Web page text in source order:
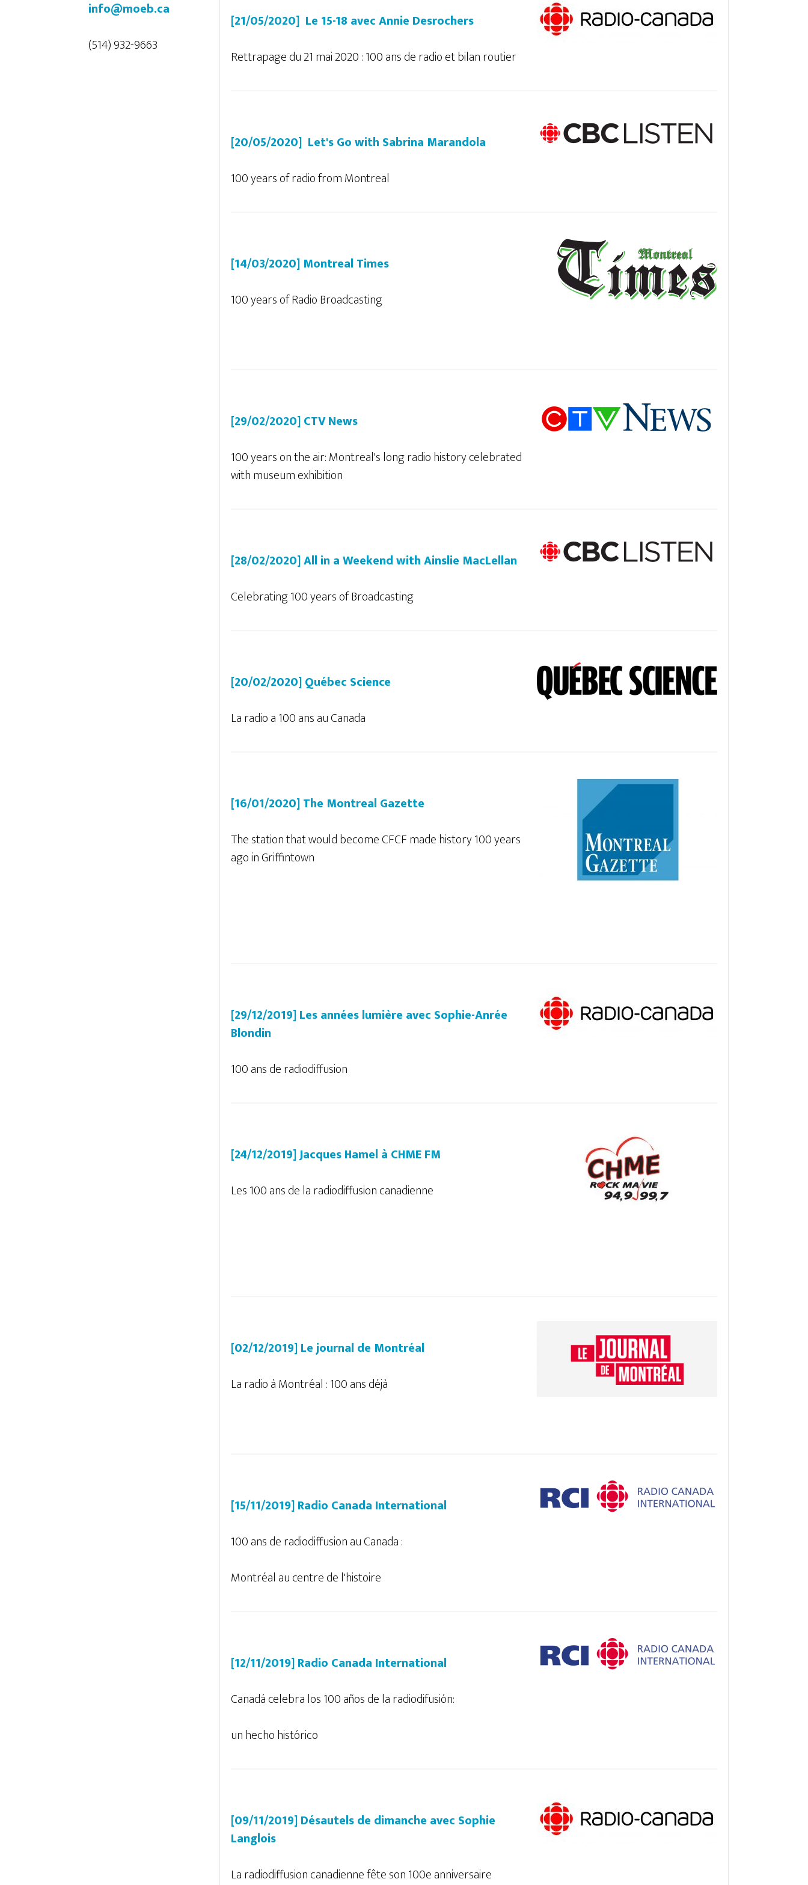
info@moeb.ca
(514) 932-9663
[21/05/2020] Le 15-18 avec Annie Desrochers
Rettrapage du 21 mai 2020 : 100 ans de radio et bilan routier
[20/05/2020] Let's Go with Sabrina Marandola
100 years of radio from Montreal
[14/03/2020] Montreal Times
100 years of Radio Broadcasting
[29/02/2020] CTV News
100 years on the air: Montreal's long radio history celebrated
with museum exhibition
[28/02/2020] All in a Weekend with Ainslie MacLellan
Celebrating 100 years of Broadcasting
[20/02/2020] Québec Science
La radio a 100 ans au Canada
[16/01/2020] The Montreal Gazette
The station that would become CFCF made history 100 years
ago in Griffintown
[29/12/2019] Les années lumière avec Sophie-Anrée
Blondin
100 ans de radiodiffusion
[24/12/2019] Jacques Hamel à CHME FM
Les 100 ans de la radiodiffusion canadienne
[02/12/2019] Le journal de Montréal
La radio à Montréal : 100 ans déjà
[15/11/2019] Radio Canada International
100 ans de radiodiffusion au Canada :
Montréal au centre de l'histoire
[12/11/2019] Radio Canada International
Canadá celebra los 100 años de la radiodifusión:
un hecho histórico
[09/11/2019] Désautels de dimanche avec Sophie
Langlois
La radiodiffusion canadienne fête son 100e anniversaire